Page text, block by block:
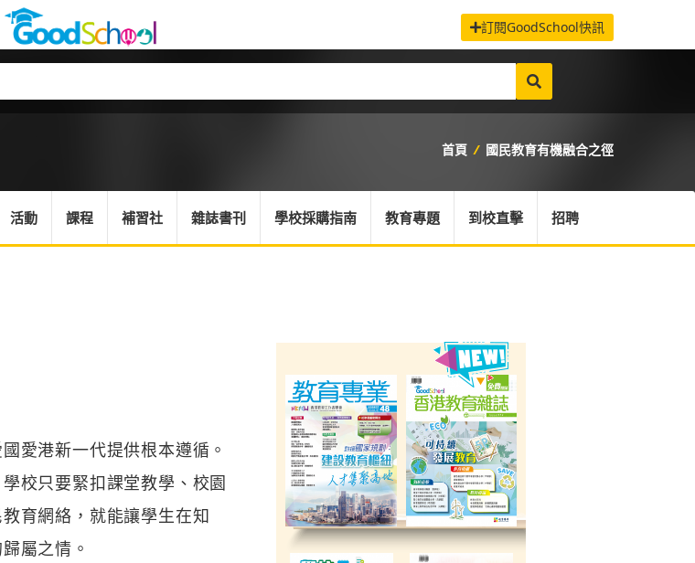
訂閱GoodSchool快訊
首頁 / 國民教育有機融合之徑
活動 課程 補習社 雜誌書刊 學校採購指南 教育專題 到校直擊 招聘
愛港新一代提供根本遵循。
校只要緊扣課堂教學、校園
育網絡，就能讓學生在知
屬之情。